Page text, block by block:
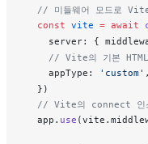
// 미들웨어 모드로
  const
vite = await
server: {
// Vite의 기본 HTML
appType : 'custom' ,
  })
// Vite의 connect 인스
app . use (vite .